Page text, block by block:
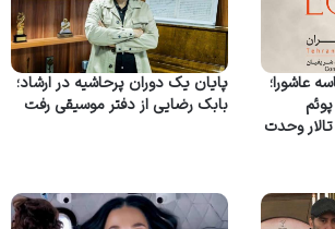
عاشورا؛
وحدت
پایان یک دوران پرحاشیه در ارشاد؛
بابک رضایی از دفتر موسیقی رفت